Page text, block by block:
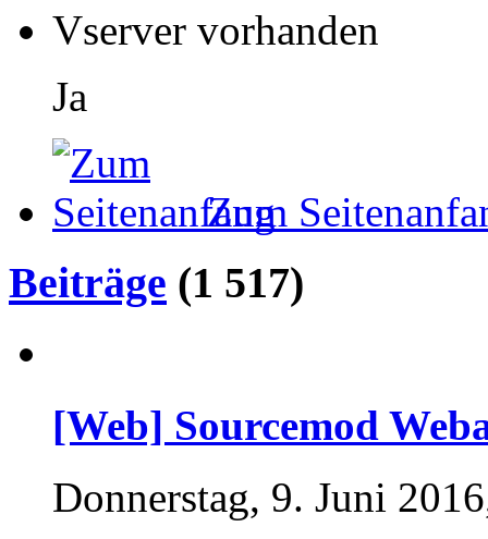
Vserver vorhanden
Ja
Zum
Beiträge (1 517)
[Web] Sourcemod
Donnerstag, 9. Juni